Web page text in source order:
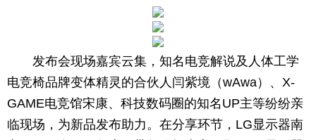
发布会现场嘉宾云集，知名电竞解说及人体工学
电竞椅品牌变体精灵的合伙人闫紫境（wAwa）、X-
GAME电竞馆宋康、科技数码圈的知名UP主等纷纷亲
临现场，为新品发布助力。在分享环节，LG显示器南